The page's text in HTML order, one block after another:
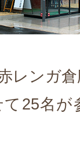
レンガ
25名が